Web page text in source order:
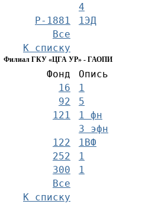
4
Р-1881
1ЭД
Все
К списку
Филиал ГКУ «ЦГА УР» - ГАОПИ
Фонд
Опись
16
1
92
5
121
1 фн
3 эфн
122
1ВФ
252
1
300
1
Все
К списку